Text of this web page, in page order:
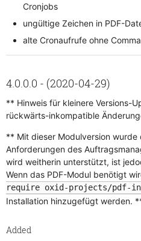
Cronjobs
ungültige Zeichen in PDF-
alte Cronaufrufe ohne
4.0.0.0 - (2020-04-29)
** Hinweis für kleinere Versions-
rückwärts-inkompatible
** Mit dieser Modulversion wurde
Anforderungen des
wird weitherin unterstützt, ist
Wenn das PDF-Modul benötigt
require oxid-projects/pdf-
Installation hinzugefügt werden.
Added